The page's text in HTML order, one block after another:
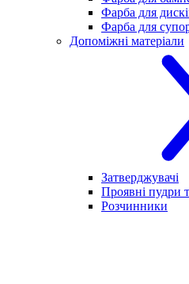
Фарба для
Фарба для
Допоміжні матеріали
Затверджувачі
Проявні пудри
Розчинники